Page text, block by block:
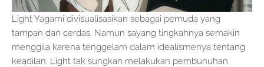
Light Yagami divisualisasikan sebagai pemuda yang
tampan dan cerdas. Namun sayang tingkahnya semakin
menggila karena tenggelam dalam idealismenya tentang
keadilan. Light tak sungkan melakukan pembunuhan